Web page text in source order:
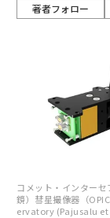
著者フォロー
コメット・インター
鏡）彗星撮像器（
ervatory (Pajusalu et